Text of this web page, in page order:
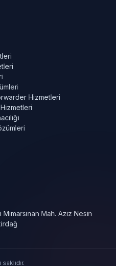
Hizmetleri
Mah. Aziz Nesin